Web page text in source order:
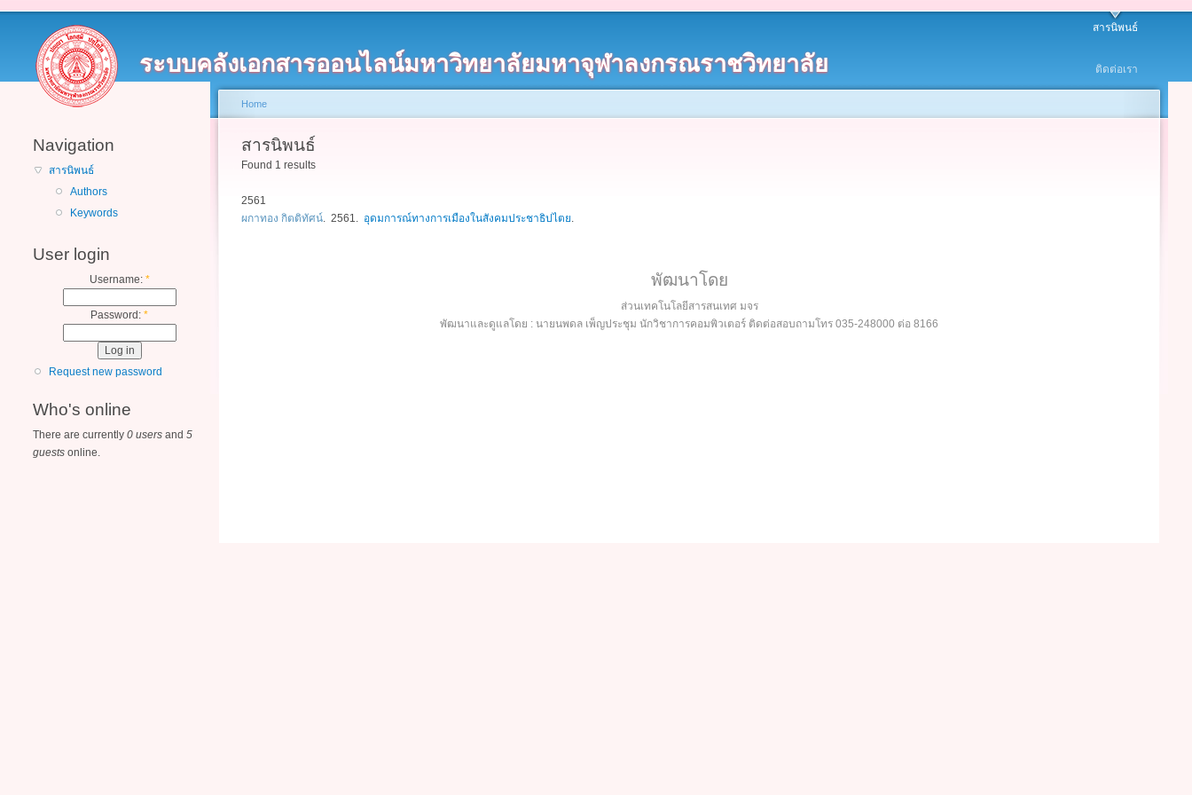
ระบบคลังเอกสารออนไลน์มหาวิทยาลัยมหาจุฬาลงกรณราชวิทยาลัย
สารนิพนธ์
ติดต่อเรา
Navigation
สารนิพนธ์
Authors
Keywords
User login
Username: *
Password: *
Request new password
Who's online
There are currently 0 users and 5
guests online.
Home
สารนิพนธ์
Found 1 results
2561
ผกาทอง กิตติทัศน์. 2561. อุดมการณ์ทางการเมืองในสังคมประชาธิปไตย.
พัฒนาโดย
ส่วนเทคโนโลยีสารสนเทศ มจร
พัฒนาและดูแลโดย : นายนพดล เพ็ญประชุม นักวิชาการคอมพิวเตอร์ ติดต่อสอบถามโทร 035-248000 ต่อ 8166